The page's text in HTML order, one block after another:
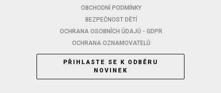
OBCHODNÍ PODMÍNKY
BEZPEČNOST DĚTÍ
OCHRANA OSOBNÍCH ÚDAJŮ - GDPR
OCHRANA OZNAMOVATELŮ
PŘIHLASTE SE K ODBĚRU
NOVINEK